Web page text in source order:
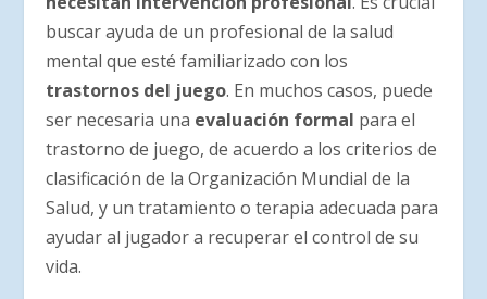
buscar ayuda de un profesional de la salud
mental que esté familiarizado con los
trastornos del juego. En muchos casos, puede
ser necesaria una evaluación formal para el
trastorno de juego, de acuerdo a los criterios de
clasificación de la Organización Mundial de la
Salud, y un tratamiento o terapia adecuada para
ayudar al jugador a recuperar el control de su
vida.